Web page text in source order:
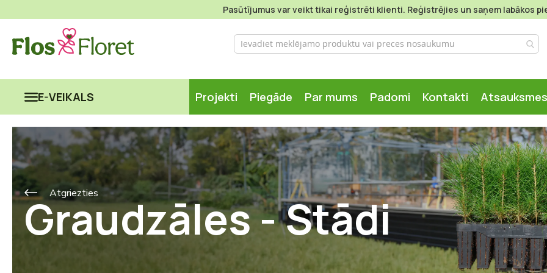
Pasūtījumus var veikt tikai reģistrēti klienti. Reģistrējies un saņem labākos
E-VEIKALS Projekti Piegāde Par mums Padomi Kontakti Atsauksmes
Atgriezties
Graudzāles - Stādi